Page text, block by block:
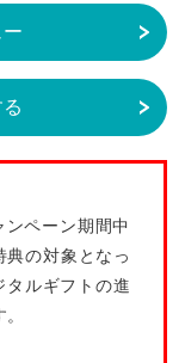
ペーン期間中
の対象となっ
ルギフトの進